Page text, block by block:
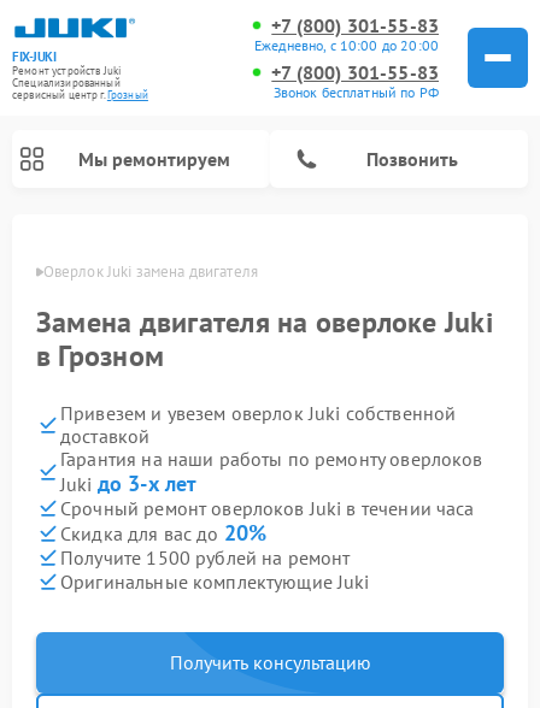
FIX-JUKI
Ремонт устройств Juki
Специализированный
cервисный центр г.Грозный
+7 (800) 301-55-83
Ежедневно, с 10:00 до 20:00
+7 (800) 301-55-83
Звонок бесплатный по РФ
Мы ремонтируем Позвонить
Оверлок Juki замена двигателя
Замена двигателя на оверлоке Juki
в Грозном
Привезем и увезем оверлок Juki собственной
доставкой
Гарантия на наши работы по ремонту оверлоков
Juki до 3-х лет
Срочный ремонт оверлоков Juki в течении часа
Скидка для вас до 20%
Получите 1500 рублей на ремонт
Оригинальные комплектующие Juki
Получить консультацию